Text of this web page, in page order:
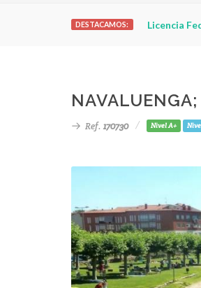
DESTACAMOS: Licencia
Ref. 170730 Nivel A+